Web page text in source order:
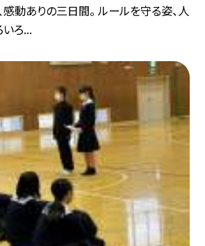
感動ありの三日間。 ルールを守る姿、人
ろ...